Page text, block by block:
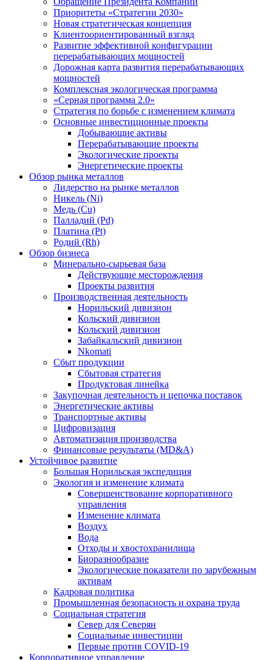
Приоритеты «Стратегии 2030»
Новая стратегическая концепция
Клиентоориентированный взгляд
Развитие эффективной конфигурации
перерабатывающих мощностей
Дорожная карта развития перерабатывающих
мощностей
Комплексная экологическая программа
«Серная программа 2.0»
Стратегия по борьбе с изменением климата
Основные инвестиционные проекты
Добывающие активы
Перерабатывающие проекты
Экологические проекты
Энергетические проекты
Обзор рынка металлов
Лидерство на рынке металлов
Никель (Ni)
Медь (Cu)
Палладий (Pd)
Платина (Pt)
Родий (Rh)
Обзор бизнеса
Минерально-сырьевая база
Действующие месторождения
Проекты развития
Производственная деятельность
Норильский дивизион
Кольский дивизион
Кольский дивизион
Забайкальский дивизион
Nkomati
Сбыт продукции
Сбытовая стратегия
Продуктовая линейка
Закупочная деятельность и цепочка поставок
Энергетические активы
Транспортные активы
Цифровизация
Автоматизация производства
Финансовые результаты (MD&A)
Устойчивое развитие
Большая Норильская экспедиция
Экология и изменение климата
Совершенствование корпоративного
управления
Изменение климата
Воздух
Вода
Отходы и хвостохранилища
Биоразнообразие
Экологические показатели по зарубежным
активам
Кадровая политика
Промышленная безопасность и охрана труда
Социальная стратегия
Север для Северян
Социальные инвестиции
Первые против COVID‑19
Корпоративное управление